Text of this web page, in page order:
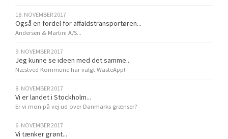
18. NOVEMBER 2017
Også en fordel for affaldstransportøren...
Andersen & Martini A/S...
9. NOVEMBER 2017
Jeg kunne se ideen med det samme...
Næstved Kommune har valgt WasteApp!
8. NOVEMBER 2017
Vi er landet i Stockholm...
Er vi mon på vej ud over Danmarks grænser?
6. NOVEMBER 2017
Vi tænker grønt...